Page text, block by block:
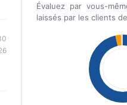
Évaluez par vous-
laissés par les clients